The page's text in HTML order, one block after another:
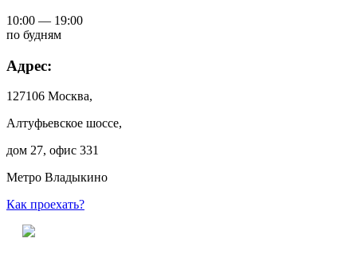
10:00 — 19:00
по будням
Адрес:
127106 Москва,
Алтуфьевское шоссе,
дом 27, офис 331
Метро Владыкино
Как проехать?